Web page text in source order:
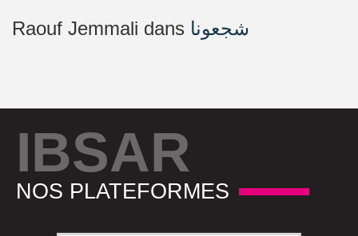
Raouf Jemmali dans شجعونا
IBSAR
NOS PLATEFORMES